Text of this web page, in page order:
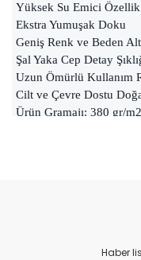
Yüksek Su Emici Özellik
Ekstra Yumuşak Doku
Geniş Renk ve Beden
Şal Yaka Cep Detay
Uzun Ömürlü Kullanım
Cilt ve Çevre Dostu
Ürün Gramajı: 380 gr/m2
Ürün resmi kalitesiz,
Ürün açıklamasında
Haber